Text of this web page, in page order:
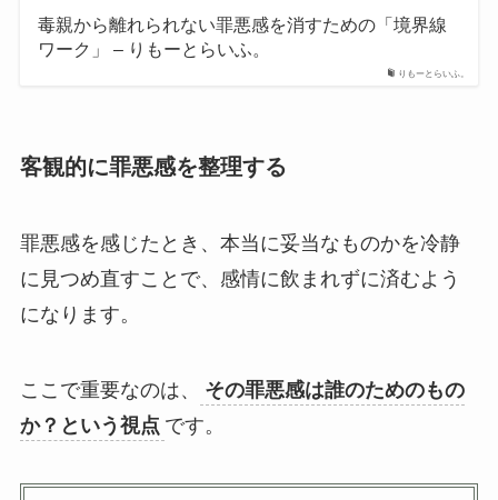
りもーとらいふ。
毒親から離れられない罪悪感を消すための「境界線
ワーク」 – りもーとらいふ。
客観的に罪悪感を整理する
罪悪感を感じたとき、本当に妥当なものかを冷静
に見つめ直すことで、感情に飲まれずに済むよう
になります。
ここで重要なのは、
その罪悪感は誰のためのもの
か？という視点 です。